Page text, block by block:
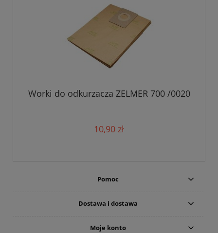
Worki do odkurzacza ZELMER 700 /0020
10,90 zł
Pomoc
Dostawa i dostawa
Moje konto